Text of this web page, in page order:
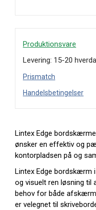
Produktionsvare
Levering: 15-20
Prismatch
Handelsbetingelser
Lintex Edge
ønsker en effektiv og
kontorpladsen på og
Lintex Edge bordskærm
og visuelt ren løsning til
behov for både
er velegnet til